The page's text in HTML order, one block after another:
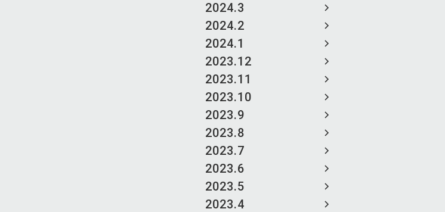
2024.3
2024.2
2024.1
2023.12
2023.11
2023.10
2023.9
2023.8
2023.7
2023.6
2023.5
2023.4